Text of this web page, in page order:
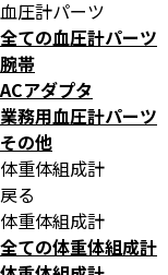
血圧計パーツ
全ての血圧計パーツ
腕帯
ACアダプタ
業務用血圧計パーツ
その他
体重体組成計
戻る
体重体組成計
全ての体重体組成計